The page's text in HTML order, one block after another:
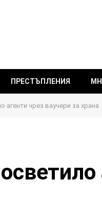
ПРЕСТЪПЛЕНИЯ
агенти чрез ваучери за храна